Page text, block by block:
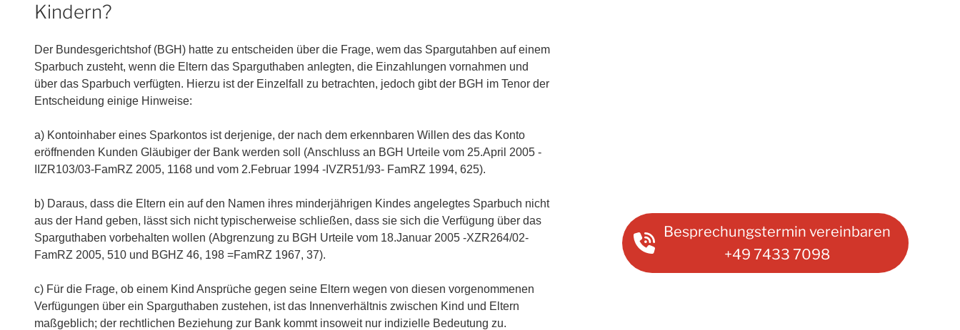
Kindern?
Der Bundesgerichtshof (BGH) hatte zu entscheiden über die Frage, wem das Spargutahben auf einem
Sparbuch zusteht, wenn die Eltern das Sparguthaben anlegten, die Einzahlungen vornahmen und
über das Sparbuch verfügten. Hierzu ist der Einzelfall zu betrachten, jedoch gibt der BGH im Tenor der
Entscheidung einige Hinweise:
a) Kontoinhaber eines Sparkontos ist derjenige, der nach dem erkennbaren Willen des das Konto
eröffnenden Kunden Gläubiger der Bank werden soll (Anschluss an BGH Urteile vom 25.April 2005 -
IIZR103/03-FamRZ 2005, 1168 und vom 2.Februar 1994 -IVZR51/93- FamRZ 1994, 625).
b) Daraus, dass die Eltern ein auf den Namen ihres minderjährigen Kindes angelegtes Sparbuch nicht
aus der Hand geben, lässt sich nicht typischerweise schließen, dass sie sich die Verfügung über das
Sparguthaben vorbehalten wollen (Abgrenzung zu BGH Urteile vom 18.Januar 2005 -XZR264/02-
FamRZ 2005, 510 und BGHZ 46, 198 =FamRZ 1967, 37).
c) Für die Frage, ob einem Kind Ansprüche gegen seine Eltern wegen von diesen vorgenommenen
Verfügungen über ein Sparguthaben zustehen, ist das Innenverhältnis zwischen Kind und Eltern
maßgeblich; der rechtlichen Beziehung zur Bank kommt insoweit nur indizielle Bedeutung zu.
Besprechungstermin vereinbaren
+49 7433 7098